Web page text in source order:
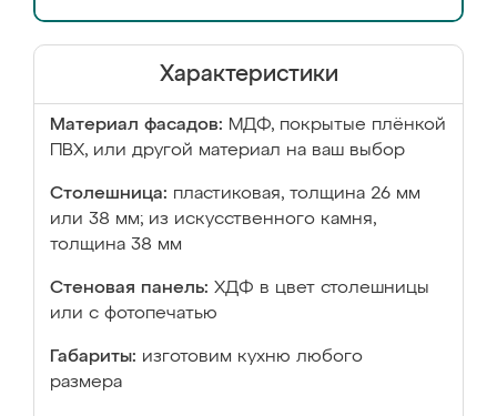
Характеристики
Материал фасадов: МДФ, покрытые плёнкой
ПВХ, или другой материал на ваш выбор
Столешница: пластиковая, толщина 26 мм
или 38 мм; из искусственного камня,
толщина 38 мм
Стеновая панель: ХДФ в цвет столешницы
или с фотопечатью
Габариты: изготовим кухню любого
размера